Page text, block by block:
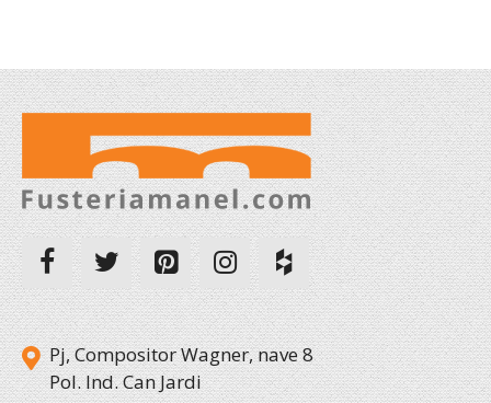
Pj, Compositor Wagner, nave 8
Pol. Ind. Can Jardi